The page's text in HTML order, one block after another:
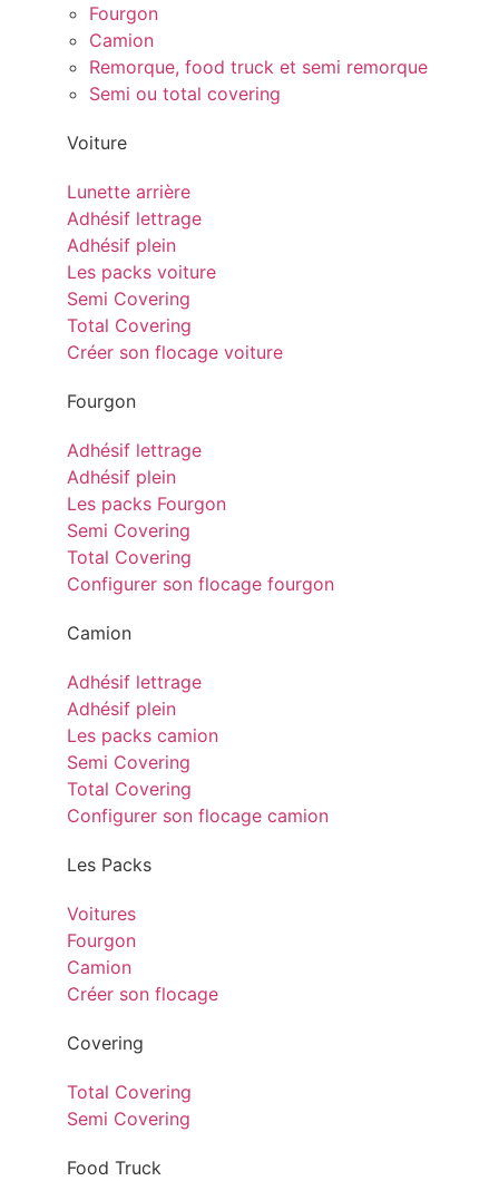
Fourgon
Camion
Remorque, food truck et semi remorque
Semi ou total covering
Voiture
Lunette arrière
Adhésif lettrage
Adhésif plein
Les packs voiture
Semi Covering
Total Covering
Créer son flocage voiture
Fourgon
Adhésif lettrage
Adhésif plein
Les packs Fourgon
Semi Covering
Total Covering
Configurer son flocage fourgon
Camion
Adhésif lettrage
Adhésif plein
Les packs camion
Semi Covering
Total Covering
Configurer son flocage camion
Les Packs
Voitures
Fourgon
Camion
Créer son flocage
Covering
Total Covering
Semi Covering
Food Truck